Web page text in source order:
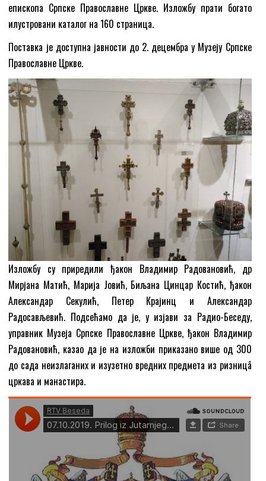
епископа Српске Православне Цркве. Изложбу прати богато
илустровани каталог на 160 страница.
Поставка је доступна јавности до 2. децембра у Музеју Српске
Православне Цркве.
Изложбу су приредили ђакон Владимир Радовановић, др
Мирјана Матић, Марија Јовић, Биљана Цинцар Костић, ђакон
Александар Секулић, Петер Крајинц и Александар
Радосављевић. Подсећамо да је, у изјави за Радио-Беседу,
управник Музеја Српске Православне Цркве, ђакон Владимир
Радовановић, казао да је на изложби приказано више од 300
до сада неизлаганих и изузетно вредних предмета из ризницâ
цркава и манастира.